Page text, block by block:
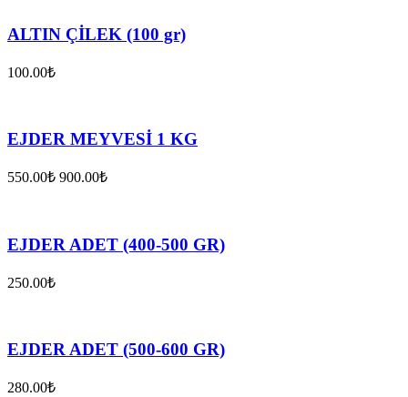
ALTIN ÇİLEK (100 gr)
100.00₺
EJDER MEYVESİ 1 KG
550.00₺ 900.00₺
EJDER ADET (400-500 GR)
250.00₺
EJDER ADET (500-600 GR)
280.00₺